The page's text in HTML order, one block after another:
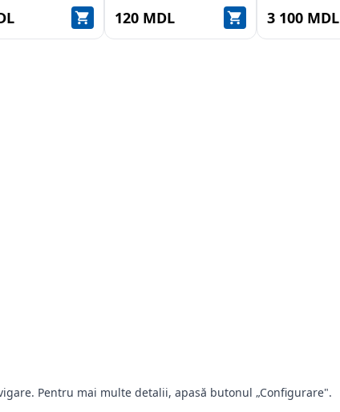
120 MDL 3 100 MDL
Pentru mai multe detalii, apasă butonul „Configurare".